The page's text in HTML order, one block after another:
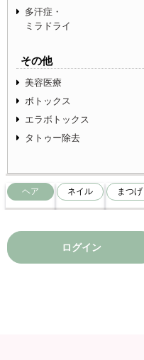
多汗症・
ミラドライ
その他
美容医療
ボトックス
エラボトックス
タトゥー除去
ヘア ネイル まつげ
ログイン